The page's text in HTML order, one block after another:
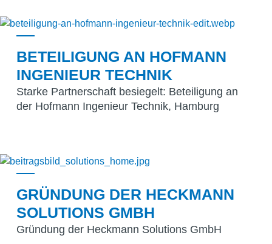
BETEILIGUNG AN HOFMANN
INGENIEUR TECHNIK
Starke Partnerschaft besiegelt: Beteiligung an
der Hofmann Ingenieur Technik, Hamburg
GRÜNDUNG DER HECKMANN
SOLUTIONS GMBH
Gründung der Heckmann Solutions GmbH